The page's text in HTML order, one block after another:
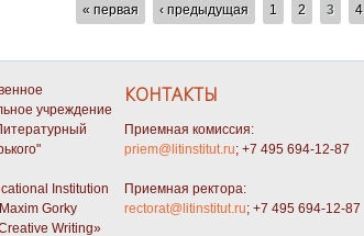
« первая ‹ предыдущая 1 2 3 4
учреждение
Institution
Gorky
Writing»
КОНТАКТЫ
Приемная комиссия:
priem@litinstitut.ru; +7 495 694-12-87
Приемная ректора:
rectorat@litinstitut.ru; +7 495 694-12-87